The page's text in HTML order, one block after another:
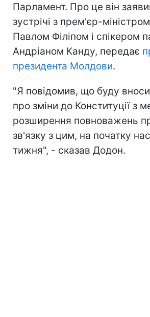
Парламент. Про це він
зустрічі з прем'єр-
Павлом Філіпом і спікером
Андріаном Канду, передає
президента Молдови.
"Я повідомив, що буду
про зміни до Конституції з
розширення повноважень
зв'язку з цим, на початку
тижня", - сказав Додон.